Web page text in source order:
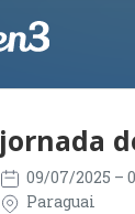
jornada
09/07/2025 –
Paraguai